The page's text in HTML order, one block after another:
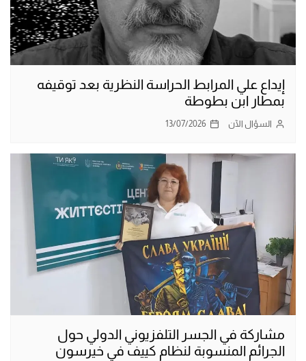
إيداع علي المرابط الحراسة النظرية بعد توقيفه
بمطار ابن بطوطة
السؤال الآن 13/07/2026
مشاركة في الجسر التلفزيوني الدولي حول
الجرائم المنسوبة لنظام كييف في خيرسون